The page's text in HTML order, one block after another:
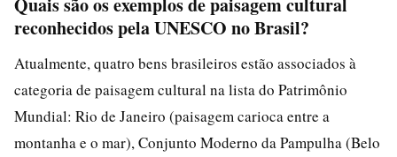
reconhecidos pela UNESCO no Brasil?
Atualmente, quatro bens brasileiros estão associados à
categoria de paisagem cultural na lista do Patrimônio
Mundial: Rio de Janeiro (paisagem carioca entre a
montanha e o mar), Conjunto Moderno da Pampulha (Belo